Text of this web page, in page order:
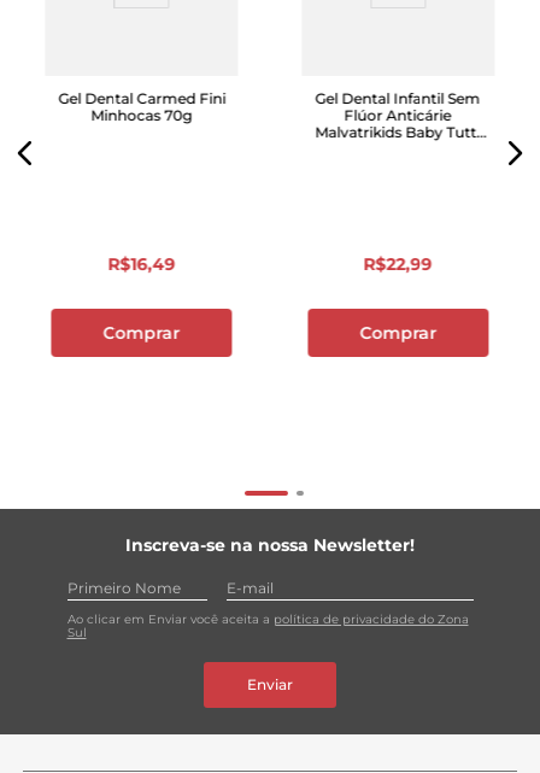
Gel Dental Carmed Fini
Minhocas 70g
R$16,49
Comprar
Gel Dental Infantil Sem
Flúor Anticárie
Malvatrikids Baby Tutti
R$22,99
Comprar
Inscreva-se na nossa Newsletter!
Ao clicar em Enviar você aceita a política de privacidade do Zona
Sul
Enviar